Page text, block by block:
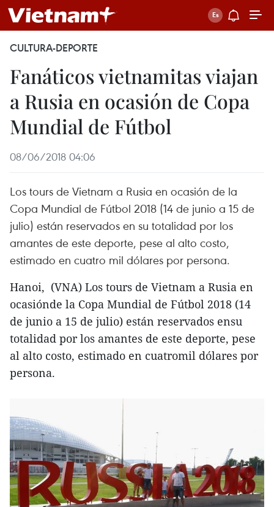
CULTURA-DEPORTE
Fanáticos vietnamitas viajan
a Rusia en ocasión de Copa
Mundial de Fútbol
08/06/2018 04:06
Los tours de Vietnam a Rusia en ocasión de la
Copa Mundial de Fútbol 2018 (14 de junio a 15 de
julio) están reservados en su totalidad por los
amantes de este deporte, pese al alto costo,
estimado en cuatro mil dólares por persona.
Hanoi, (VNA) Los tours de Vietnam a Rusia en
ocasiónde la Copa Mundial de Fútbol 2018 (14
de junio a 15 de julio) están reservados ensu
totalidad por los amantes de este deporte, pese
al alto costo, estimado en cuatromil dólares por
persona.